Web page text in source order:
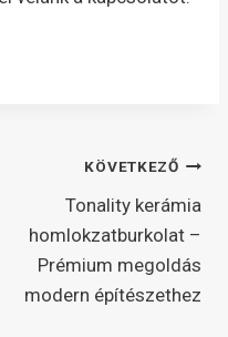
KÖVETKEZŐ
Tonality kerámia
homlokzatburkolat –
Prémium megoldás
modern építészethez